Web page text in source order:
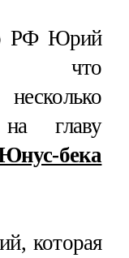
РФ Юрий
что
главу
бека
которая